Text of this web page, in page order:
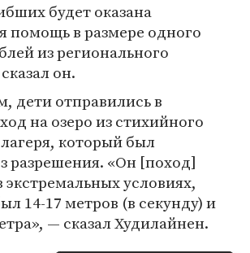
будет оказана
помощь в размере одного
из регионального
он.
дети отправились в
на озеро из стихийного
который был
разрешения. «Он [поход]
условиях,
14-17 метров (в секунду) и
— сказал Худилайнен.